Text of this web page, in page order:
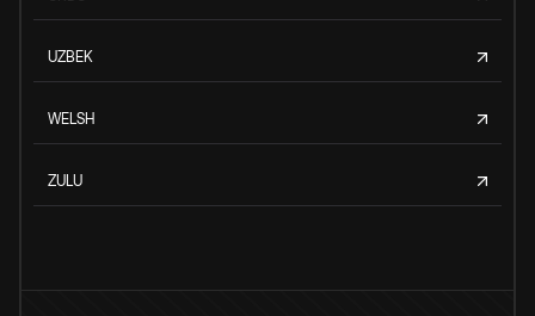
UZBEK
WELSH
ZULU